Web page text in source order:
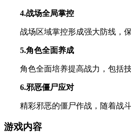
4.战场全局掌控
战场区域掌控形成强大防线，保
5.角色全面养成
角色全面培养提高战力，包括技
6.邪恶僵尸应对
精彩邪恶的僵尸作战，随着战斗
游戏内容